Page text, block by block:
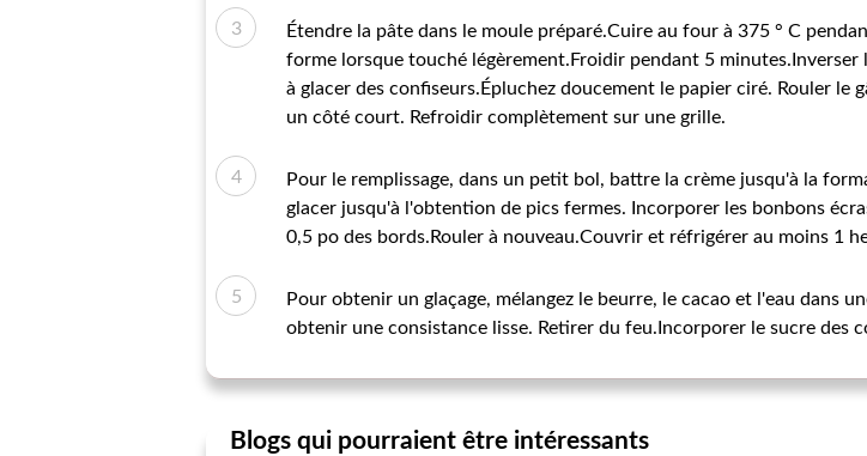
Étendre la pâte dans le moule préparé.Cuire au four à 375 ° C
forme lorsque touché légèrement.Froidir pendant 5
à glacer des confiseurs.Épluchez doucement le papier ciré. Rouler
un côté court. Refroidir complètement sur une grille.
Pour le remplissage, dans un petit bol, battre la crème jusqu'à la
glacer jusqu'à l'obtention de pics fermes. Incorporer les bonbons
0,5 po des bords.Rouler à nouveau.Couvrir et réfrigérer au moins 1
Pour obtenir un glaçage, mélangez le beurre, le cacao et l'eau dans
obtenir une consistance lisse. Retirer du feu.Incorporer le sucre des
Blogs qui pourraient être intéressants